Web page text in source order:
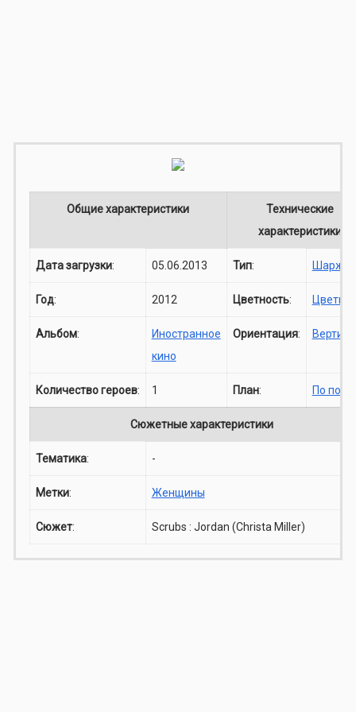
Общие характеристики
Технические
характеристики
Дата загрузки: 05.06.2013 Тип: Шарж
Год: 2012 Цветность:
Альбом:
Иностранное
кино
Ориентация:
Количество героев: 1 План: По пояс
Сюжетные характеристики
Тематика: -
Метки: Женщины
Сюжет: Scrubs : Jordan (Christa Miller)